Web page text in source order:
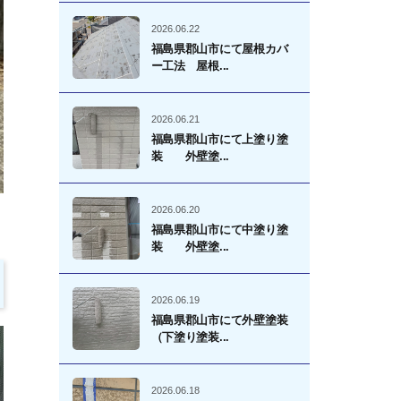
2026.06.22
福島県郡山市にて屋根カバ
ー工法 屋根...
2026.06.21
福島県郡山市にて上塗り塗
装 外壁塗...
2026.06.20
福島県郡山市にて中塗り塗
装 外壁塗...
2026.06.19
福島県郡山市にて外壁塗装
（下塗り塗装...
2026.06.18